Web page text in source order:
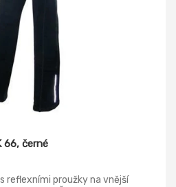
66, černé
reflexními proužky na vnější